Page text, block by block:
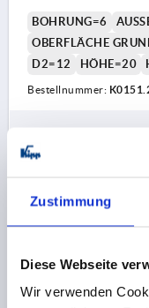
Zustimmung
Diese Webseite
Wir verwenden
BOHRUNG=6
OBERFLÄCHE
D2=12
HÖHE=20
Bestellnummer:
zzgl. MwSt.
zzgl. Versandkosten